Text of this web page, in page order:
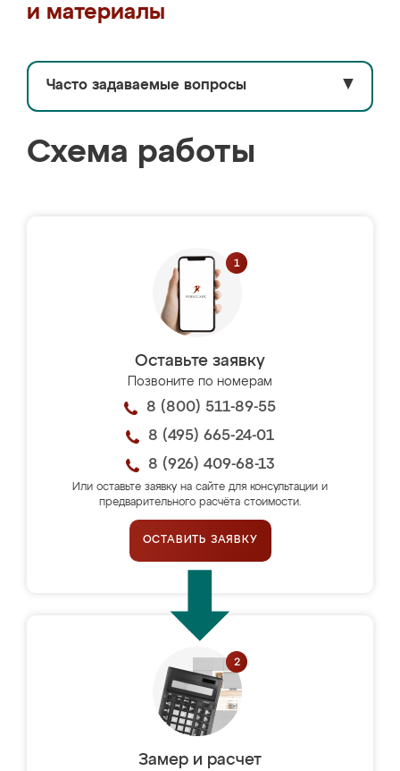
и материалы
Часто задаваемые вопросы ▼
Схема работы
Оставьте заявку
Позвоните по номерам
8 (800) 511-89-55
8 (495) 665-24-01
8 (926) 409-68-13
Или оставьте заявку на сайте для консультации и
предварительного расчёта стоимости.
ОСТАВИТЬ ЗАЯВКУ
Замер и расчет